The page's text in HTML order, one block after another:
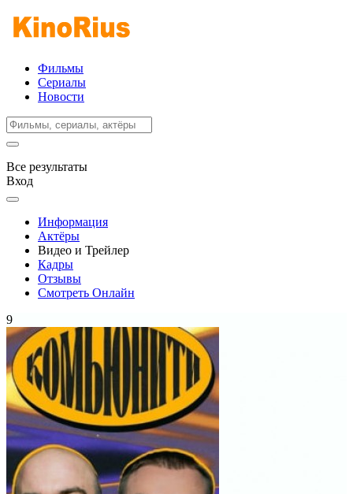
Фильмы
Сериалы
Новости
Все результаты
Вход
Информация
Актёры
Видео и Трейлер
Кадры
Отзывы
Смотреть Онлайн
9